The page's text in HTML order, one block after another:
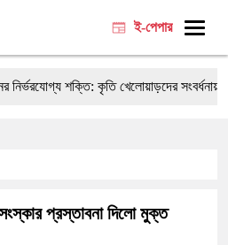
ই-পেপার
শক্তি: কৃতি খেলোয়াড়দের সংবর্ধনায়
প্রস্তাবনা দিলো মুক্ত